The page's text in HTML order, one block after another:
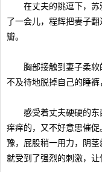
在丈夫的挑逗下，苏
了一会儿，程辉把妻子
瓣。
胸部接触到妻子柔软
不及待地脱掉自己的睡裤
感受着丈夫硬硬的东
痒痒的，又不好意思催
豫，屁股稍一用力，阴
就受到了强烈的刺激，让